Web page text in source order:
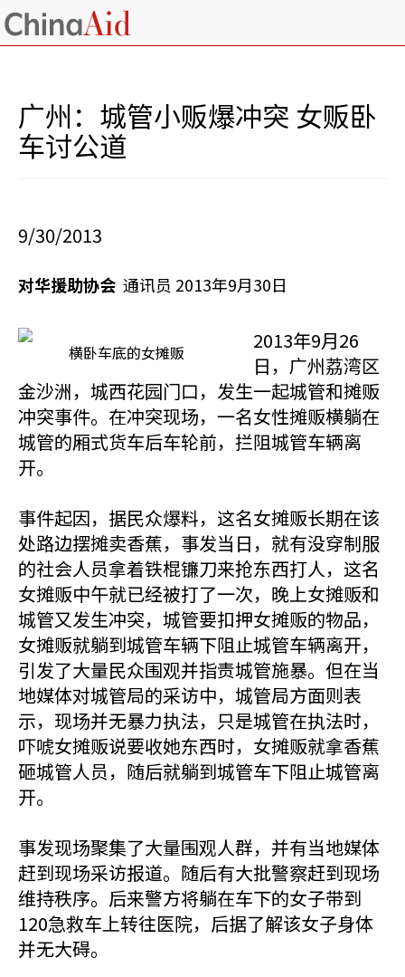
广州：城管小贩爆冲突 女贩卧
车讨公道
9/30/2013
对华援助协会 通讯员 2013年9月30日
横卧车底的女摊贩
2013年9月26
日，广州荔湾区
金沙洲，城西花园门口，发生一起城管和摊贩
冲突事件。在冲突现场，一名女性摊贩横躺在
城管的厢式货车后车轮前，拦阻城管车辆离
开。
事件起因，据民众爆料，这名女摊贩长期在该
处路边摆摊卖香蕉，事发当日，就有没穿制服
的社会人员拿着铁棍镰刀来抢东西打人，这名
女摊贩中午就已经被打了一次，晚上女摊贩和
城管又发生冲突，城管要扣押女摊贩的物品，
女摊贩就躺到城管车辆下阻止城管车辆离开，
引发了大量民众围观并指责城管施暴。但在当
地媒体对城管局的采访中，城管局方面则表
示，现场并无暴力执法，只是城管在执法时，
吓唬女摊贩说要收她东西时，女摊贩就拿香蕉
砸城管人员，随后就躺到城管车下阻止城管离
开。
事发现场聚集了大量围观人群，并有当地媒体
赶到现场采访报道。随后有大批警察赶到现场
维持秩序。后来警方将躺在车下的女子带到
120急救车上转往医院，后据了解该女子身体
并无大碍。